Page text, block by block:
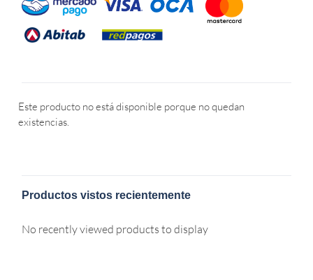
Este producto no está disponible porque no quedan
existencias.
Productos vistos recientemente
No recently viewed products to display